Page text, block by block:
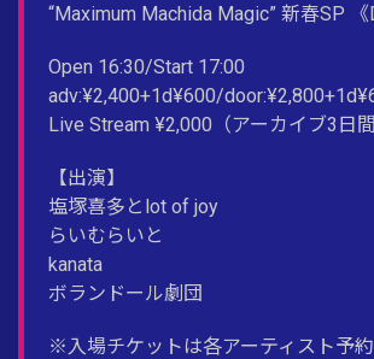
“Maximum Machida Magic” 新春SP 《
Open 16:30/Start 17:00
adv:¥2,400+1d¥600/
Live Stream ¥2,000（アーカイブ3日間
【出演】
塩塚喜多とlot of joy
らいむらいと
kanata
ボランドール劇団
※入場チケットは各アーティスト予